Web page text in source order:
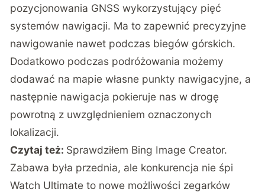
pozycjonowania GNSS wykorzystujący pięć
systemów nawigacji. Ma to zapewnić precyzyjne
nawigowanie nawet podczas biegów górskich.
Dodatkowo podczas podróżowania możemy
dodawać na mapie własne punkty nawigacyjne, a
następnie nawigacja pokieruje nas w drogę
powrotną z uwzględnieniem oznaczonych
lokalizacji.
Czytaj też: Sprawdziłem Bing Image Creator.
Zabawa była przednia, ale konkurencja nie śpi
Watch Ultimate to nowe możliwości zegarków